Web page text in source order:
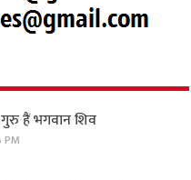
गुरु हैं भगवान शिव
PM